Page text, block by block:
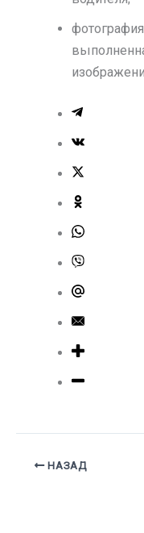
НАЗАД